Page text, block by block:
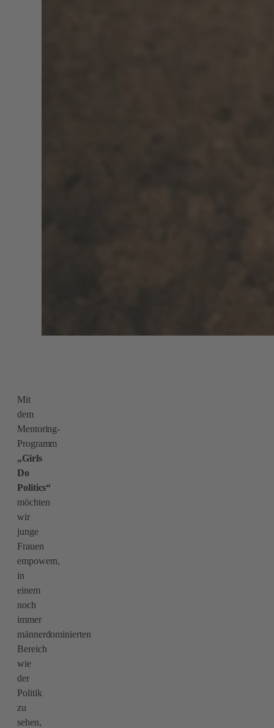
Mit
dem
Mentoring-
Programm
„Girls
Do
Politics“
möchten
wir
junge
Frauen
empowern,
in
einem
noch
immer
männerdominierten
Bereich
wie
der
Politik
zu
sehen,